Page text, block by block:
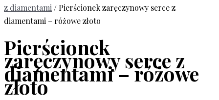
z diamentami / Pierścionek zaręczynowy serce z
diamentami – różowe złoto
Pierścionek
zaręczynowy serce z
diamentami – różowe
złoto